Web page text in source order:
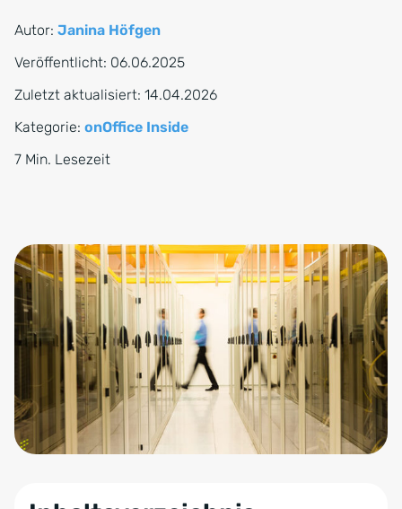
Autor: Janina Höfgen
Veröffentlicht: 06.06.2025
Zuletzt aktualisiert: 14.04.2026
Kategorie: onOffice Inside
7 Min. Lesezeit